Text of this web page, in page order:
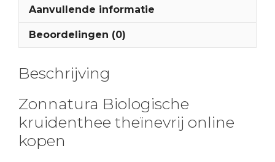
Aanvullende informatie
Beoordelingen (0)
Beschrijving
Zonnatura Biologische
kruidenthee theïnevrij online
kopen